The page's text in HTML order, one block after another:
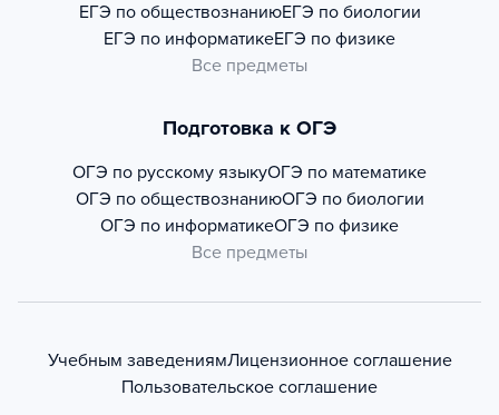
ЕГЭ по обществознаниюЕГЭ по биологии
ЕГЭ по информатикеЕГЭ по физике
Все предметы
Подготовка к ОГЭ
ОГЭ по русскому языкуОГЭ по математике
ОГЭ по обществознаниюОГЭ по биологии
ОГЭ по информатикеОГЭ по физике
Все предметы
Учебным заведениямЛицензионное соглашение
Пользовательское соглашение